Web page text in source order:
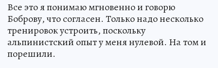
Все это я понимаю мгновенно и говорю
Боброву, что согласен. Только надо несколько
тренировок устроить, поскольку
альпинистский опыт у меня нулевой. На том и
порешили.